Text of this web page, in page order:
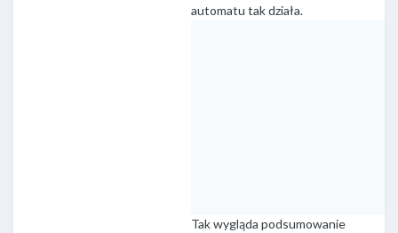
automatu tak działa.
Tak wygląda podsumowanie